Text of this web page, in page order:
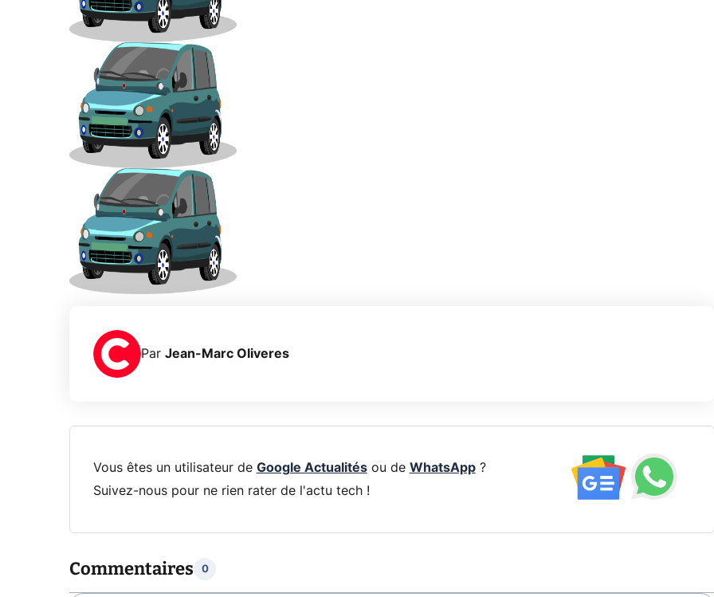
Par Jean-Marc Oliveres
Vous êtes un utilisateur de Google Actualitésou de WhatsApp?
Suivez-nous pour ne rien rater de l'actu tech !
Commentaires 0